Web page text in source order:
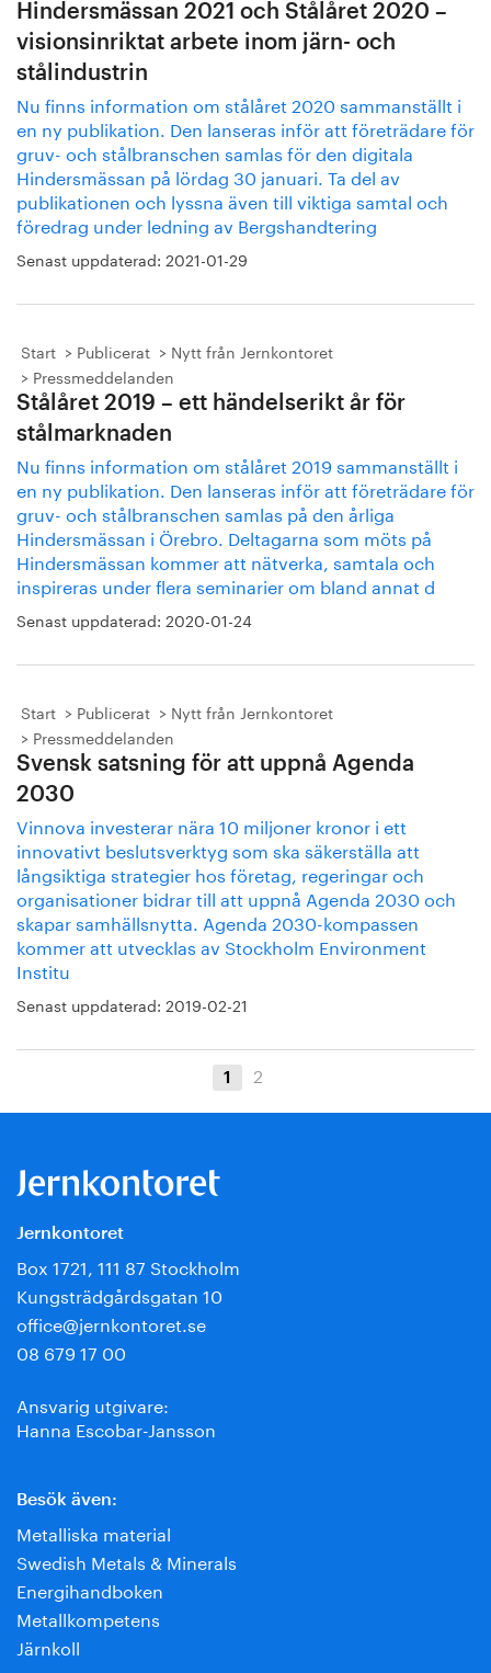
Hindersmässan 2021 och Stålåret 2020 –
visionsinriktat arbete inom järn- och
stålindustrin
Nu finns information om stålåret 2020 sammanställt i
en ny publikation. Den lanseras inför att företrädare för
gruv- och stålbranschen samlas för den digitala
Hindersmässan på lördag 30 januari. Ta del av
publikationen och lyssna även till viktiga samtal och
föredrag under ledning av Bergshandtering
Senast uppdaterad: 2021-01-29
Start Publicerat
Nytt från Jernkontoret
Pressmeddelanden
Stålåret 2019 – ett händelserikt år för
stålmarknaden
Nu finns information om stålåret 2019 sammanställt i
en ny publikation. Den lanseras inför att företrädare för
gruv- och stålbranschen samlas på den årliga
Hindersmässan i Örebro. Deltagarna som möts på
Hindersmässan kommer att nätverka, samtala och
inspireras under flera seminarier om bland annat d
Senast uppdaterad: 2020-01-24
Start Publicerat
Nytt från Jernkontoret
Pressmeddelanden
Svensk satsning för att uppnå Agenda
2030
Vinnova investerar nära 10 miljoner kronor i ett
innovativt beslutsverktyg som ska säkerställa att
långsiktiga strategier hos företag, regeringar och
organisationer bidrar till att uppnå Agenda 2030 och
skapar samhällsnytta. Agenda 2030-kompassen
kommer att utvecklas av Stockholm Environment
Institu
Senast uppdaterad: 2019-02-21
1 2
Jernkontoret
Box 1721, 111 87 Stockholm
Kungsträdgårdsgatan 10
office@jernkontoret.se
08 679 17 00
Ansvarig utgivare:
Hanna Escobar-Jansson
Besök även:
Metalliska material
Swedish Metals & Minerals
Energihandboken
Metallkompetens
Järnkoll